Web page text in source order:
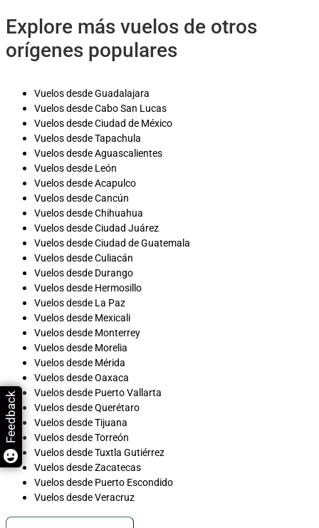
Explore más vuelos de otros
orígenes populares
Vuelos desde Guadalajara
Vuelos desde Cabo San Lucas
Vuelos desde Ciudad de México
Vuelos desde Tapachula
Vuelos desde Aguascalientes
Vuelos desde León
Vuelos desde Acapulco
Vuelos desde Cancún
Vuelos desde Chihuahua
Vuelos desde Ciudad Juárez
Vuelos desde Ciudad de Guatemala
Vuelos desde Culiacán
Vuelos desde Durango
Vuelos desde Hermosillo
Vuelos desde La Paz
Vuelos desde Mexicali
Vuelos desde Monterrey
Vuelos desde Morelia
Vuelos desde Mérida
Vuelos desde Oaxaca
Vuelos desde Puerto Vallarta
Vuelos desde Querétaro
Vuelos desde Tijuana
Vuelos desde Torreón
Vuelos desde Tuxtla Gutiérrez
Vuelos desde Zacatecas
Vuelos desde Puerto Escondido
Vuelos desde Veracruz
Feedback